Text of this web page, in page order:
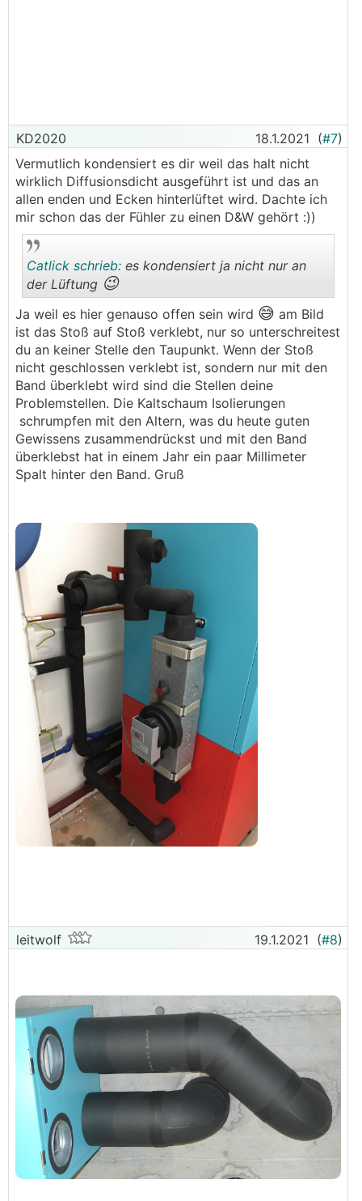
KD2020 18.1.2021 (#7)
Vermutlich kondensiert es dir weil das halt nicht
wirklich Diffusionsdicht ausgeführt ist und das an
allen enden und Ecken hinterlüftet wird. Dachte ich
mir schon das der Fühler zu einen D&W gehört :))
..
Catlick schrieb: es kondensiert ja nicht nur an
der Lüftung 😉
Ja weil es hier genauso offen sein wird 😅 am Bild
ist das Stoß auf Stoß verklebt, nur so unterschreitest
du an keiner Stelle den Taupunkt. Wenn der Stoß
nicht geschlossen verklebt ist, sondern nur mit den
Band überklebt wird sind die Stellen deine
Problemstellen. Die Kaltschaum Isolierungen
schrumpfen mit den Altern, was du heute guten
Gewissens zusammendrückst und mit den Band
überklebst hat in einem Jahr ein paar Millimeter
Spalt hinter den Band. Gruß
leitwolf 19.1.2021 (#8)